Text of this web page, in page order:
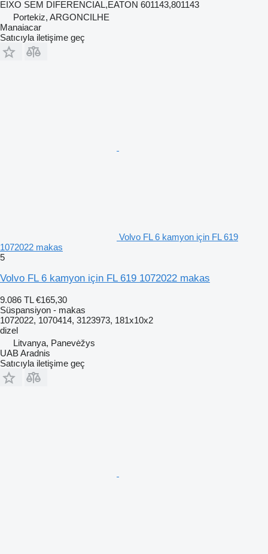
EIXO SEM DIFERENCIAL,EATON 601143,801143
Portekiz, ARGONCILHE
Manaiacar
Satıcıyla iletişime geç
Volvo FL 6 kamyon için FL 619
1072022 makas
5
Volvo FL 6 kamyon için FL 619 1072022 makas
9.086 TL €165,30
Süspansiyon - makas
1072022, 1070414, 3123973, 181x10x2
dizel
Litvanya, Panevėžys
UAB Aradnis
Satıcıyla iletişime geç